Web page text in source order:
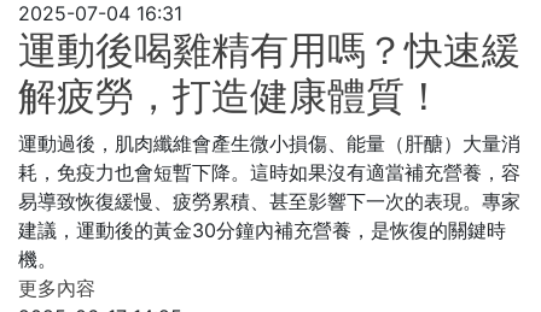
2025-07-04 16:31
運動後喝雞精有用嗎？快速緩
解疲勞，打造健康體質！
運動過後，肌肉纖維會產生微小損傷、能量（肝醣）大量消
耗，免疫力也會短暫下降。這時如果沒有適當補充營養，容
易導致恢復緩慢、疲勞累積、甚至影響下一次的表現。專家
建議，運動後的黃金30分鐘內補充營養，是恢復的關鍵時
機。
更多內容